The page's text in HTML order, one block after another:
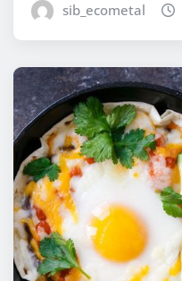
sib_ecometal